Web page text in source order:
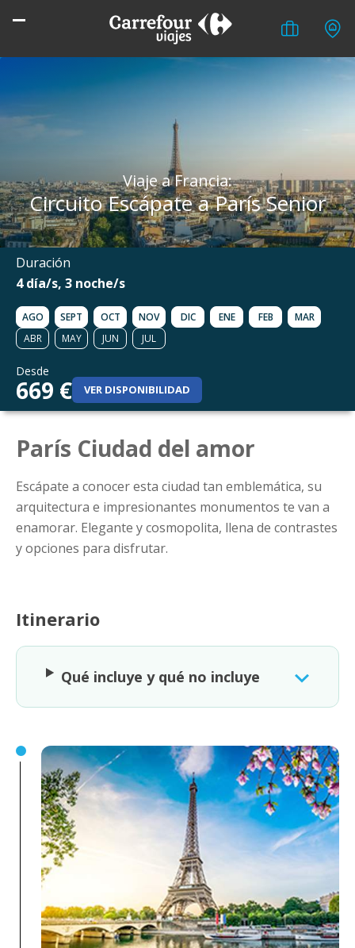
Viaje a Francia:
Circuito Escápate a París Senior
Duración
4 día/s, 3 noche/s
AGO SEPT OCT NOV DIC ENE FEB
MAR
ABR
MAY JUN JUL
Desde
669 € VER DISPONIBILIDAD
París Ciudad del amor
Escápate a conocer esta ciudad tan emblemática, su
arquitectura e impresionantes monumentos te van a
enamorar. Elegante y cosmopolita, llena de contrastes
y opciones para disfrutar.
Itinerario
Qué incluye y qué no incluye